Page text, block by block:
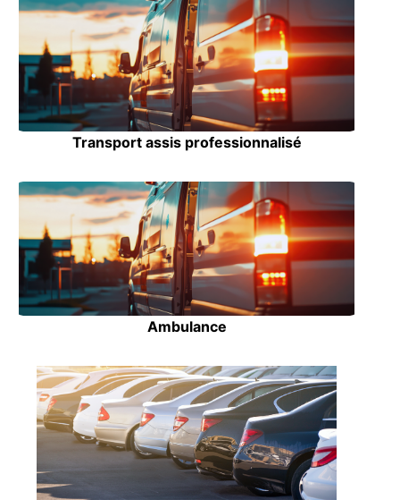
Transport assis professionnalisé
Ambulance